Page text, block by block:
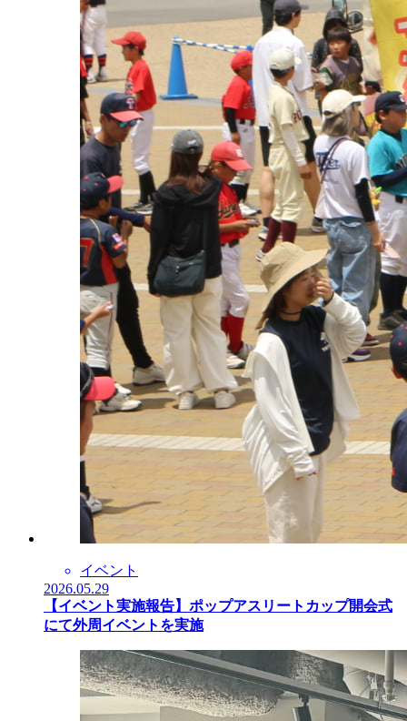
イベント
2026.05.29
【イベント実施報告】ポップアスリートカップ開会式
にて外周イベントを実施